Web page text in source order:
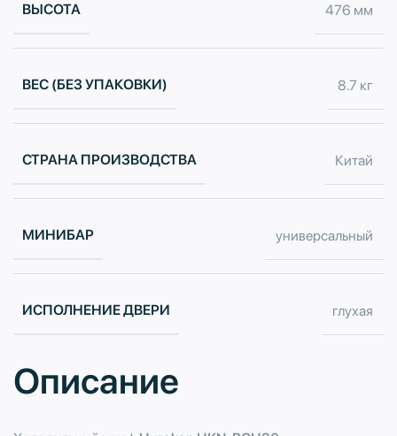
Описание
ВЫСОТА 476 мм
ВЕС (БЕЗ УПАКОВКИ) 8.7 кг
СТРАНА ПРОИЗВОДСТВА Китай
МИНИБАР универсальный
ИСПОЛНЕНИЕ ДВЕРИ глухая